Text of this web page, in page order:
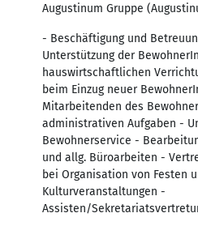
Augustinum Gruppe
- Beschäftigung und
Unterstützung der
hauswirtschaftlichen
beim Einzug neuer
Mitarbeitenden des
administrativen Aufgaben -
Bewohnerservice -
und allg. Büroarbeiten -
bei Organisation von Festen
Kulturveranstaltungen -
Assisten/